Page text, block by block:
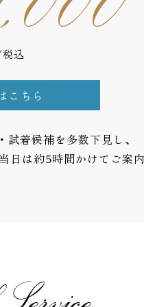
込
こちら
着候補を多数下見し、
は約5時間かけてご案内